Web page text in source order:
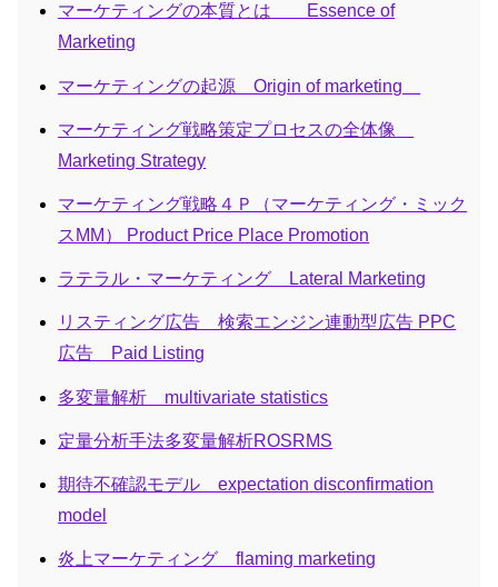
マーケティングの本質とは Essence of
Marketing
マーケティングの起源 Origin of marketing
マーケティング戦略策定プロセスの全体像
Marketing Strategy
マーケティング戦略４Ｐ（マーケティング・ミック
スMM） Product Price Place Promotion
ラテラル・マーケティング Lateral Marketing
リスティング広告 検索エンジン連動型広告 PPC
広告 Paid Listing
多変量解析 multivariate statistics
定量分析手法多変量解析ROSRMS
期待不確認モデル expectation disconfirmation
model
炎上マーケティング flaming marketing